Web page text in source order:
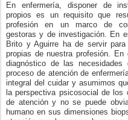
En enfermería, disponer de
propios es un requisito que
profesión en un marco de
gestoras y de investigación. En
Brito y Aguirre ha de servir
propias de nuestra profesión.
diagnóstico de las
proceso de atención de
integral del cuidar y asumimos
la perspectiva psicosocial de los
de atención y no se puede
humano en sus dimensiones